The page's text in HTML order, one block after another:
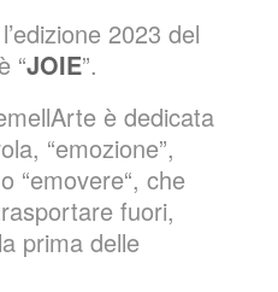
2023 del
“JOIE”.
è dedicata
“emozione”,
“emovere“, che
fuori,
prima delle